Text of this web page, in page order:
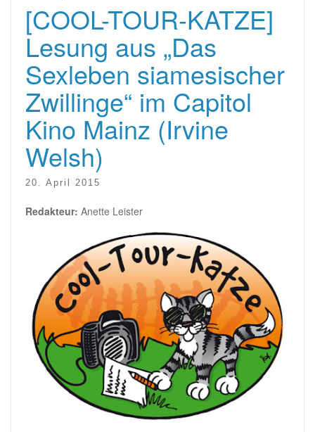
[COOL-TOUR-KATZE]
Lesung aus „Das
Sexleben siamesischer
Zwillinge“ im Capitol
Kino Mainz (Irvine
Welsh)
20. April 2015
Redakteur: Anette Leister